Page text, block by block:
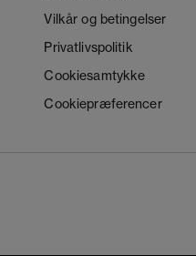
Vilkår og betingelser
Privatlivspolitik
Cookiesamtykke
Cookiepræferencer